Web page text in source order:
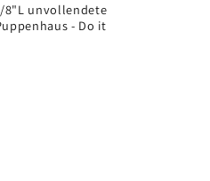
8"L unvollendete
- Do it